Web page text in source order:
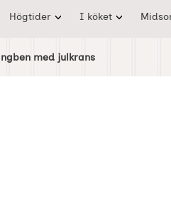
Högtider I köket
med julkrans